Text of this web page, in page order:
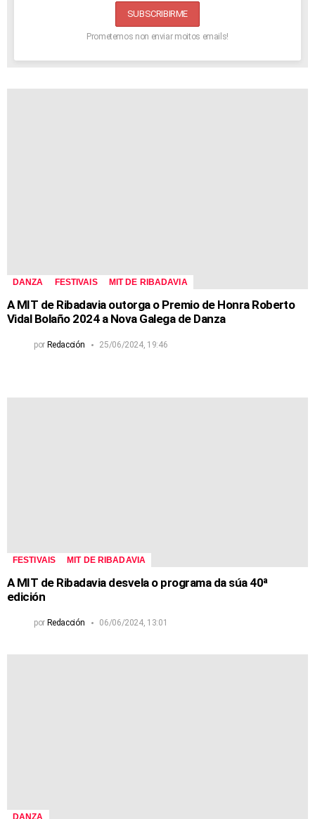
Prometemos non enviar moitos emails!
DANZA FESTIVAIS MIT DE RIBADAVIA
A MIT de Ribadavia outorga o Premio de Honra Roberto
Vidal Bolaño 2024 a Nova Galega de Danza
por Redacción 25/06/2024, 19:46
FESTIVAIS MIT DE RIBADAVIA
A MIT de Ribadavia desvela o programa da súa 40ª
edición
por Redacción 06/06/2024, 13:01
DANZA